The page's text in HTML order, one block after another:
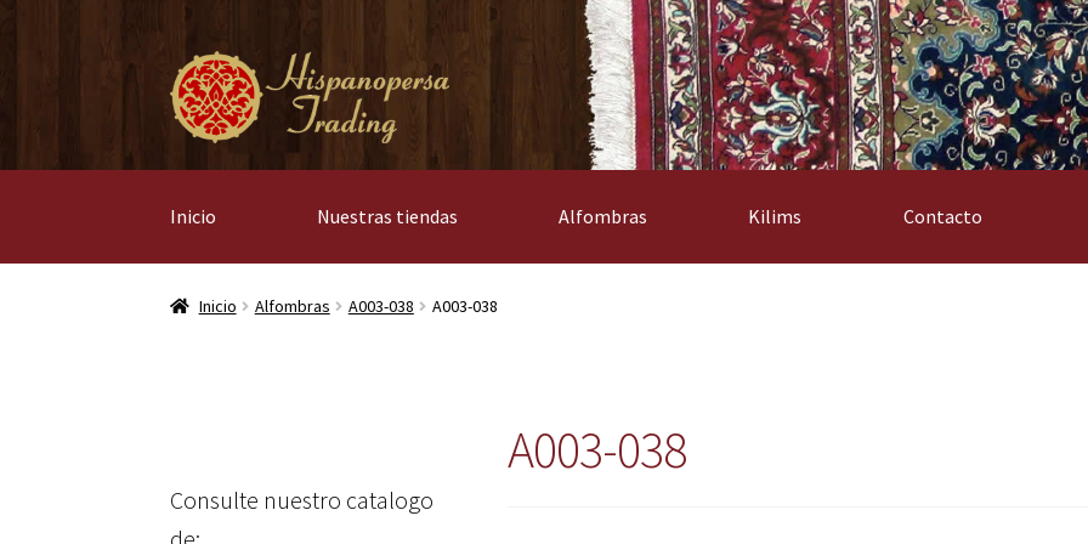
Ir
a
la
Ir
al
contenido
Inicio Nuestras tiendas Alfombras Kilims Contacto
Inicio Alfombras A003-038 A003-038
A003-038
Consulte nuestro catalogo